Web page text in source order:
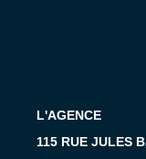
L'AGENCE
115 RUE JULES